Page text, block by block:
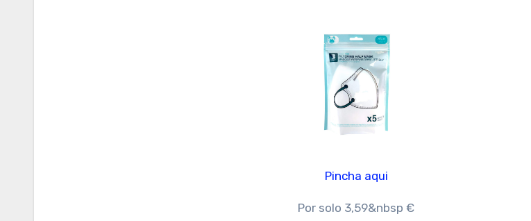
Pincha aqui
Por solo 3,59&nbsp €